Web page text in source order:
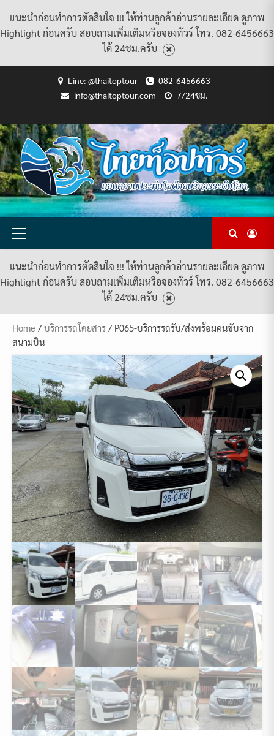
แนะนำก่อนทำการตัดสินใจ !!! ให้ท่านลูกค้าอ่านรายละเอียด ดูภาพ
Highlight ก่อนครับ สอบถามเพิ่มเติมหรือจองทัวร์ โทร. 082-6456663
ได้ 24ชม.ครับ
Line: @thaitoptour
082-6456663
info@thaitoptour.com
7/24ชม.
USACCOUNT
POLICY
AND
CONDITIONS
แพ็คเกจ
ทัวร์
ทั้งหมด
ต้อนรับ
สู่
ไทย
ท็อป
ทัวร์
กับ
เรา
ทัวร์
ทั้งหมด
Primary
แนะนำก่อนทำการตัดสินใจ !!! ให้ท่านลูกค้าอ่านรายละเอียด ดูภาพ
Highlight ก่อนครับ สอบถามเพิ่มเติมหรือจองทัวร์ โทร. 082-6456663
ได้ 24ชม.ครับ
Home /บริการรถโดยสาร / P065-บริการรถรับ/ส่งพร้อมคนขับจาก
สนามบิน